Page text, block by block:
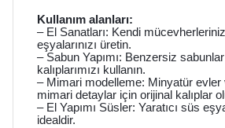
Kullanım alanları:
– El Sanatları: Kendi
eşyalarınızı üretin.
– Sabun Yapımı: Benzersiz
kalıplarımızı kullanın.
– Mimari modelleme: Minyatür evler
mimari detaylar için orijinal kalıplar
– El Yapımı Süsler: Yaratıcı süs
idealdir.